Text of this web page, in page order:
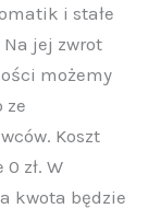
i stałe
jej zwrot
możemy
ze
Koszt
zł. W
kwota będzie